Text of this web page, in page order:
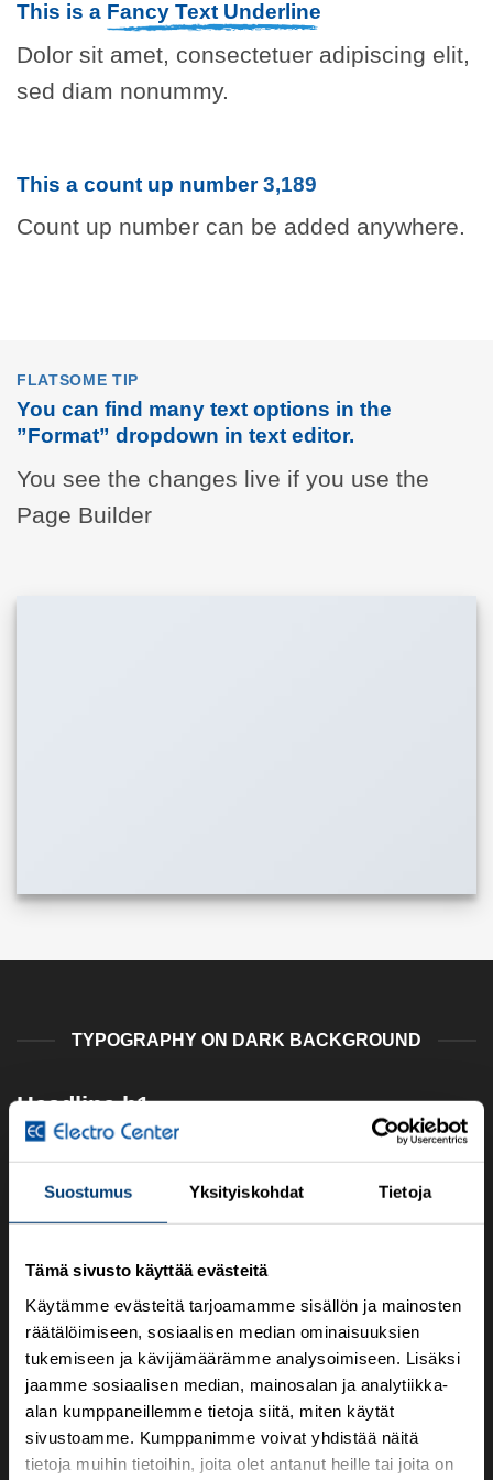
Suostumus Yksityiskohdat Tietoja
Tämä sivusto käyttää evästeitä
Käytämme evästeitä tarjoamamme sisällön ja mainosten
räätälöimiseen, sosiaalisen median ominaisuuksien
tukemiseen ja kävijämäärämme analysoimiseen. Lisäksi
jaamme sosiaalisen median, mainosalan ja analytiikka-
alan kumppaneillemme tietoja siitä, miten käytät
sivustoamme. Kumppanimme voivat yhdistää näitä
tietoja muihin tietoihin, joita olet antanut heille tai joita on
This is a Fancy Text Underline
Dolor sit amet, consectetuer adipiscing elit,
sed diam nonummy.
This a count up number4,628
Count up number can be added anywhere.
FLATSOME TIP
You can find many text options in the
”Format” dropdown in text editor.
You see the changes live if you use the
Page Builder
TYPOGRAPHY ON DARK BACKGROUND
Headline h1
Headline h2
Headline h3
Headline h4
HEADLINE H1
HEADLINE H2
HEADLINE H3